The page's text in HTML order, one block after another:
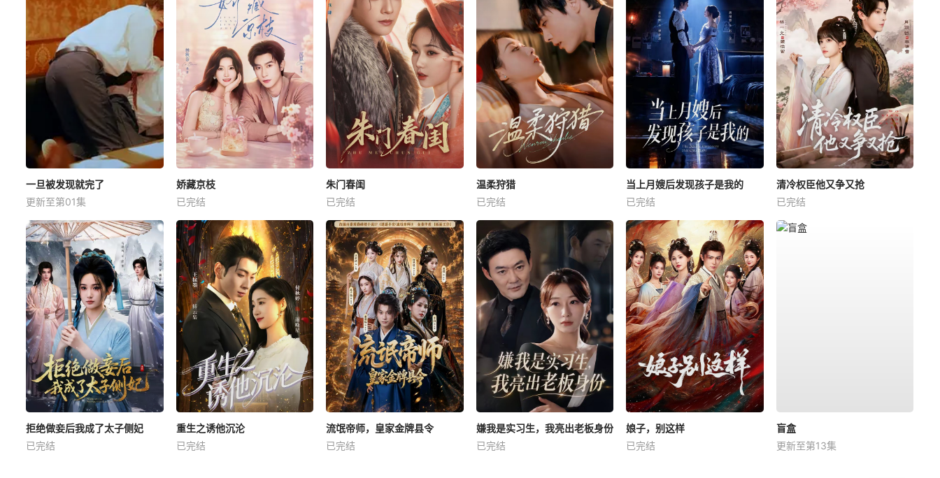
一旦被发现就完了
更新至第01集
娇藏京枝
已完结
朱门春闺
已完结
温柔狩猎
已完结
当上月嫂后发现孩子是我的
已完结
清冷权臣他又争又抢
已完结
拒绝做妾后我成了太子侧妃
已完结
重生之诱他沉沦
已完结
流氓帝师，皇家金牌县令
已完结
嫌我是实习生，我亮出老板身份
已完结
娘子，别这样
已完结
盲盒
更新至第13集